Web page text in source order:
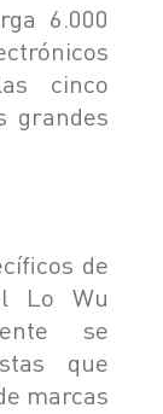
6.000
cinco
grandes
de
Lo Wu
se
que
marcas